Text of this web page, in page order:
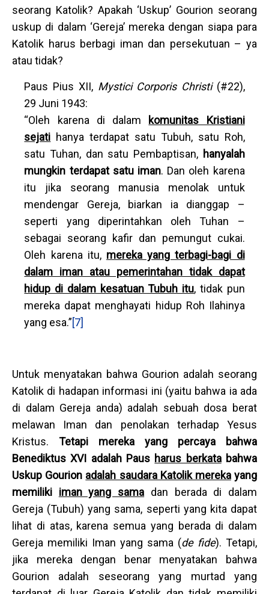
seorang Katolik? Apakah ‘Uskup’ Gourion seorang
uskup di dalam ‘Gereja’ mereka dengan siapa para
Katolik harus berbagi iman dan persekutuan – ya
atau tidak?
Paus Pius XII, Mystici Corporis Christi(#22),
29 Juni 1943:
“Oleh karena di dalam komunitas Kristiani
sejati hanya terdapat satu Tubuh, satu Roh,
satu Tuhan, dan satu Pembaptisan, hanyalah
mungkin terdapat satu iman. Dan oleh karena
itu jika seorang manusia menolak untuk
mendengar Gereja, biarkan ia dianggap –
seperti yang diperintahkan oleh Tuhan –
sebagai seorang kafir dan pemungut cukai.
Oleh karena itu, mereka yang terbagi-bagi di
dalam iman atau pemerintahan tidak dapat
hidup di dalam kesatuan Tubuh itu, tidak pun
mereka dapat menghayati hidup Roh Ilahinya
yang esa.”[7]
Untuk menyatakan bahwa Gourion adalah seorang
Katolik di hadapan informasi ini (yaitu bahwa ia ada
di dalam Gereja anda) adalah sebuah dosa berat
melawan Iman dan penolakan terhadap Yesus
Kristus. Tetapi mereka yang percaya bahwa
Benediktus XVI adalah Paus harus berkatabahwa
Uskup Gourion adalah saudara Katolik merekayang
memiliki iman yang sama dan berada di dalam
Gereja (Tubuh) yang sama, seperti yang kita dapat
lihat di atas, karena semua yang berada di dalam
Gereja memiliki Iman yang sama (de fide). Tetapi,
jika mereka dengan benar menyatakan bahwa
Gourion adalah seseorang yang murtad yang